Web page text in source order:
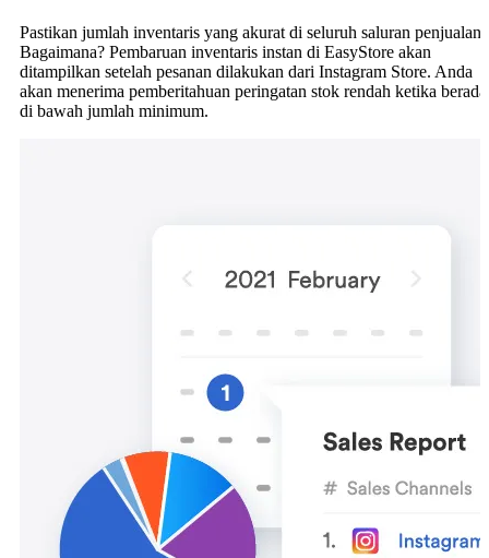
Pastikan jumlah inventaris yang akurat di seluruh saluran penjualan.
Bagaimana? Pembaruan inventaris instan di EasyStore akan
ditampilkan setelah pesanan dilakukan dari Instagram Store. Anda
akan menerima pemberitahuan peringatan stok rendah ketika berada
di bawah jumlah minimum.